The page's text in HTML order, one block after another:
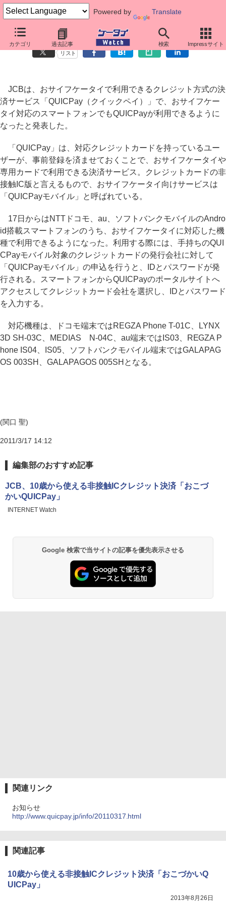
Powered by Translate
カテゴリ 過去記事 検索 Impressサイト
非接触ICクレジット「QUICPay」、スマートフォンに対応
リスト
JCBは、おサイフケータイで利用できるクレジット方式の決
済サービス「QUICPay（クイックペイ）」で、おサイフケー
タイ対応のスマートフォンでもQUICPayが利用できるように
なったと発表した。
「QUICPay」は、対応クレジットカードを持っているユー
ザーが、事前登録を済ませておくことで、おサイフケータイや
専用カードで利用できる決済サービス。クレジットカードの非
接触IC版と言えるもので、おサイフケータイ向けサービスは
「QUICPayモバイル」と呼ばれている。
17日からはNTTドコモ、au、ソフトバンクモバイルのAndro
id搭載スマートフォンのうち、おサイフケータイに対応した機
種で利用できるようになった。利用する際には、手持ちのQUI
CPayモバイル対象のクレジットカードの発行会社に対して
「QUICPayモバイル」の申込を行うと、IDとパスワードが発
行される。スマートフォンからQUICPayのポータルサイトへ
アクセスしてクレジットカード会社を選択し、IDとパスワード
を入力する。
対応機種は、ドコモ端末ではREGZA Phone T-01C、LYNX
3D SH-03C、MEDIAS N-04C、au端末ではIS03、REGZA P
hone IS04、IS05、ソフトバンクモバイル端末ではGALAPAG
OS 003SH、GALAPAGOS 005SHとなる。
(関口 聖)
2011/3/17 14:12
編集部のおすすめ記事
JCB、10歳から使える非接触ICクレジット決済「おこづ
かいQUICPay」
INTERNET Watch
Google 検索で当サイトの記事を優先表示させる
関連リンク
お知らせ
http://www.quicpay.jp/info/20110317.html
関連記事
10歳から使える非接触ICクレジット決済「おこづかいQ
UICPay」
2013年8月26日